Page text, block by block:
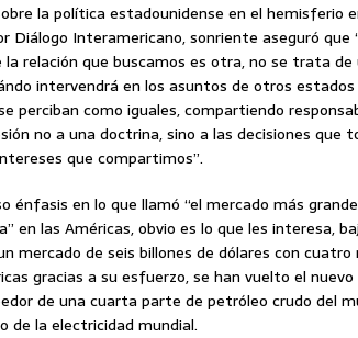
la política estadounidense en el hemisferio
Diálogo Interamericano, sonriente aseguró que
la relación que buscamos es otra, no se trata
intervendrá en los asuntos de otros
perciban como iguales, compartiendo
no a una doctrina, sino a las decisiones que
que compartimos”.
énfasis en lo que llamó “el mercado más
en las Américas, obvio es lo que les interesa,
mercado de seis billones de dólares con cuatro
gracias a su esfuerzo, se han vuelto el
de una cuarta parte de petróleo crudo del
de la electricidad mundial.